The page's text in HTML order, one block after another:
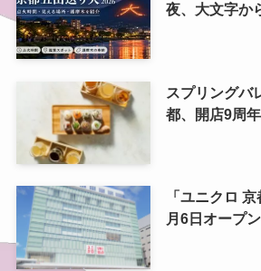
夜、大文字か
スプリングバ
都、開店9周
「ユニクロ
月6日オープ